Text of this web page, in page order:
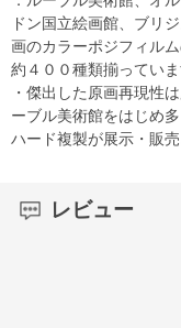
ドン国立絵画館、ブリ
画のカラーポジフィル
約４００種類揃っていま
・傑出した原画再現性
ーブル美術館をはじめ
ハード複製が展示・販売
レビュー